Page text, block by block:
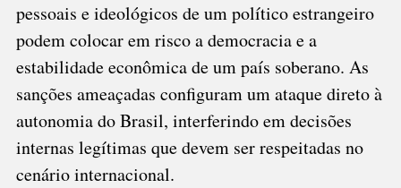
pessoais e ideológicos de um político estrangeiro
podem colocar em risco a democracia e a
estabilidade econômica de um país soberano. As
sanções ameaçadas configuram um ataque direto à
autonomia do Brasil, interferindo em decisões
internas legítimas que devem ser respeitadas no
cenário internacional.